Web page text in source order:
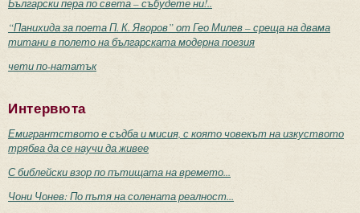
Български пера по света – събудете ни!..
“Панихида за поета П. К. Яворов” от Гео Милев – среща на двама
титани в полето на българската модерна поезия
чети по-нататък
Интервюта
Емигрантството е съдба и мисия, с която човекът на изкуството
трябва да се научи да живее
С библейски взор по пътищата на времето...
Чони Чонев: По пътя на солената реалност...